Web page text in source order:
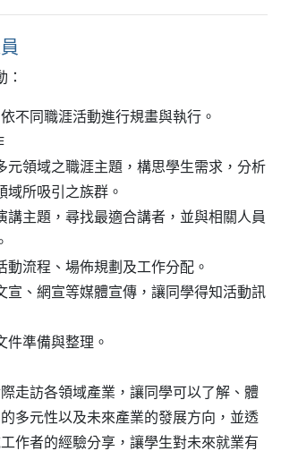
：
不同職涯活動進行規畫與執行。
元領域之職涯主題，構思學生需求，分析
域所吸引之族群。
講主題，尋找最適合講者，並與相關人員
動流程、場佈規劃及工作分配。
宣、網宣等媒體宣傳，讓同學得知活動訊
件準備與整理。
走訪各領域產業，讓同學可以了解、體
多元性以及未來產業的發展方向，並透
作者的經驗分享，讓學生對未來就業有